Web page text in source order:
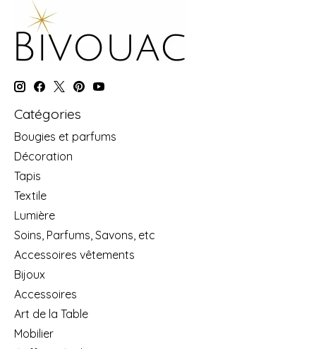
Catégories
Bougies et parfums
Décoration
Tapis
Textile
Lumière
Soins, Parfums, Savons, etc
Accessoires vêtements
Bijoux
Accessoires
Art de la Table
Mobilier